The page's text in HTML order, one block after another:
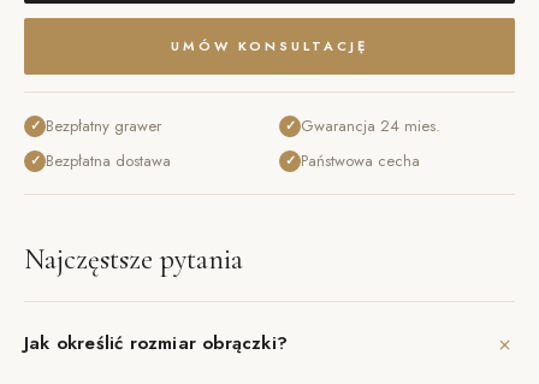
UMÓW KONSULTACJĘ
✓ Bezpłatny grawer
✓ Bezpłatna dostawa
✓ Gwarancja 24 mies.
✓ Państwowa cecha
Najczęstsze pytania
Jak określić rozmiar obrączki? +